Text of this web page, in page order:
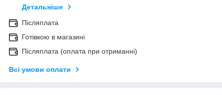
Детальніше
Післяплата
Готівкою в магазині
Післяплата (оплата при отриманні)
Всі умови оплати